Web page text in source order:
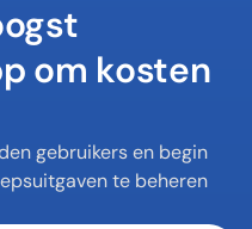
om kosten
gebruikers en begin
te beheren